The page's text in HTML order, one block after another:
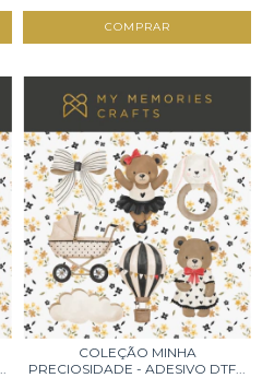
COLEÇÃO MINHA
PRECIOSIDADE - ADESIVO DTF...